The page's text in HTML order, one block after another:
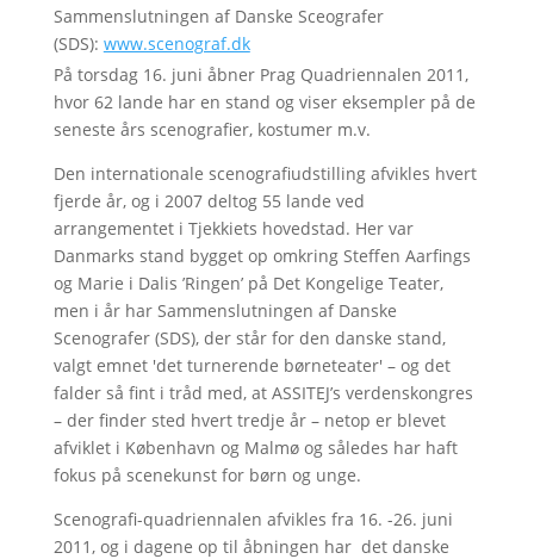
Sammenslutningen af Danske Sceografer
(SDS): www.scenograf.dk
På torsdag 16. juni åbner Prag Quadriennalen 2011,
hvor 62 lande har en stand og viser eksempler på de
seneste års scenografier, kostumer m.v.
Den internationale scenografiudstilling afvikles hvert
fjerde år, og i 2007 deltog 55 lande ved
arrangementet i Tjekkiets hovedstad. Her var
Danmarks stand bygget op omkring Steffen Aarfings
og Marie i Dalis ’Ringen’ på Det Kongelige Teater,
men i år har Sammenslutningen af Danske
Scenografer (SDS), der står for den danske stand,
valgt emnet 'det turnerende børneteater' – og det
falder så fint i tråd med, at ASSITEJ’s verdenskongres
– der finder sted hvert tredje år – netop er blevet
afviklet i København og Malmø og således har haft
fokus på scenekunst for børn og unge.
Scenografi-quadriennalen afvikles fra 16. -26. juni
2011, og i dagene op til åbningen har det danske